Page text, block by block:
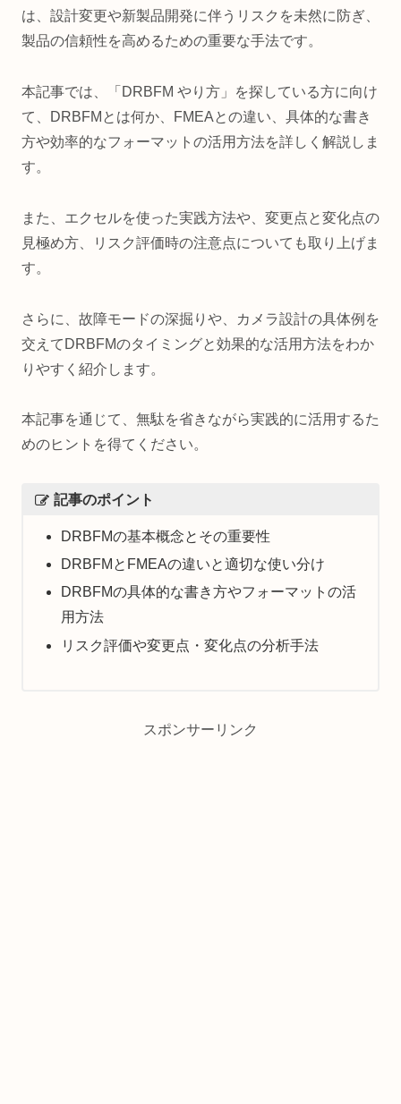
は、設計変更や新製品開発に伴うリスクを未然に防ぎ、
製品の信頼性を高めるための重要な手法です。
本記事では、「DRBFM やり方」を探している方に向け
て、DRBFMとは何か、FMEAとの違い、具体的な書き
方や効率的なフォーマットの活用方法を詳しく解説しま
す。
また、エクセルを使った実践方法や、変更点と変化点の
見極め方、リスク評価時の注意点についても取り上げま
す。
さらに、故障モードの深掘りや、カメラ設計の具体例を
交えてDRBFMのタイミングと効果的な活用方法をわか
りやすく紹介します。
本記事を通じて、無駄を省きながら実践的に活用するた
めのヒントを得てください。
記事のポイント
DRBFMの基本概念とその重要性
DRBFMとFMEAの違いと適切な使い分け
DRBFMの具体的な書き方やフォーマットの活
用方法
リスク評価や変更点・変化点の分析手法
スポンサーリンク